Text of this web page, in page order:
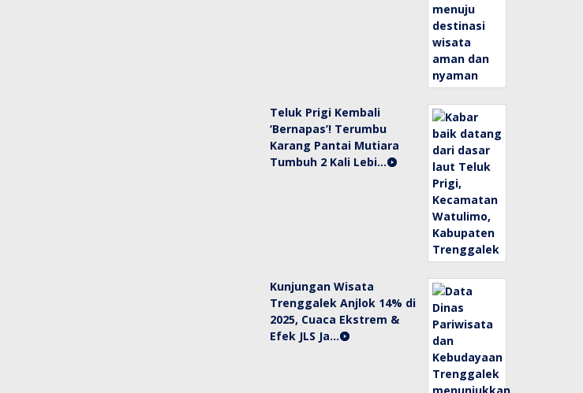
Teluk Prigi Kembali
‘Bernapas’! Terumbu
Karang Pantai Mutiara
Tumbuh 2 Kali Lebi…
Kunjungan Wisata
Trenggalek Anjlok 14% di
2025, Cuaca Ekstrem &
Efek JLS Ja…